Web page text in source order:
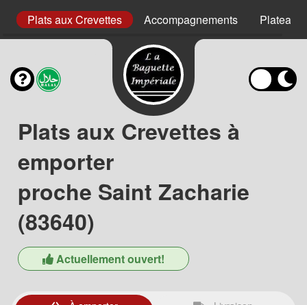
Plats aux Crevettes Accompagnements Plateaux
Plats aux Crevettes à
emporter
proche Saint Zacharie
(83640)
Actuellement ouvert!